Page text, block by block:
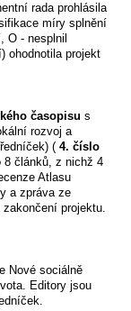
rada prohlásila
míry splnění
O - nesplnil
ohodnotila projekt
časopisu s
rozvoj a
( 4. číslo
8 článků, z nichž 4
Atlasu
a zpráva ze
projektu.
Nové sociálně
Editory jsou